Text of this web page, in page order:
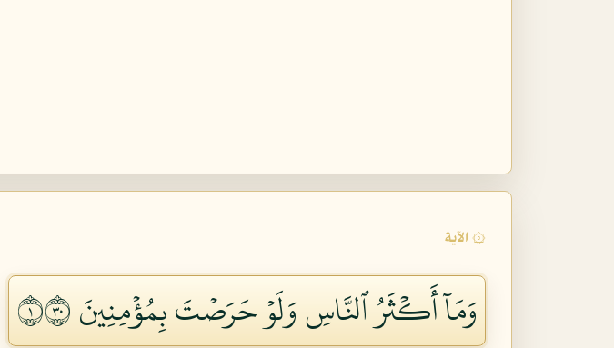
۞ الآية
وَمَآ أَكۡثَرُ ٱلنَّاسِ وَلَوۡ حَرَصۡتَ بِمُؤۡمِنِينَ ١٠٣